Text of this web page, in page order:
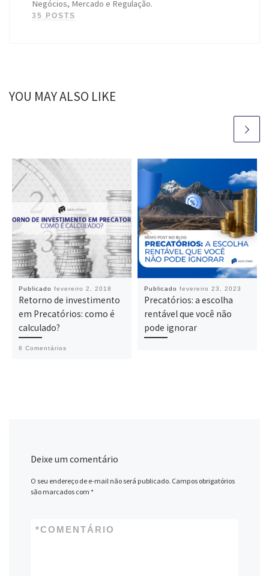
Negócios, Mercado e Regulação.
35 POSTS
YOU MAY ALSO LIKE
Publicadofevereiro 2, 2018
Retorno de investimento
em Precatórios: como é
calculado?
6 Comentários
Publicadofevereiro 23, 2023
Precatórios: a escolha
rentável que você não
pode ignorar
Deixe um comentário
O seu endereço de e-mail não será publicado. Campos obrigatórios
são marcados com*
COMENTÁRIO
*